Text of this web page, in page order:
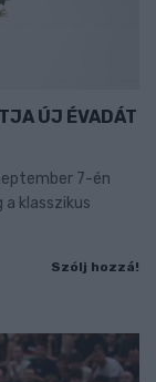
ÚJ ÉVADÁT
7-én
klasszikus
Szólj hozzá!